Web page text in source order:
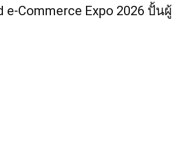
Commerce Expo 2026 ปั้นผู้